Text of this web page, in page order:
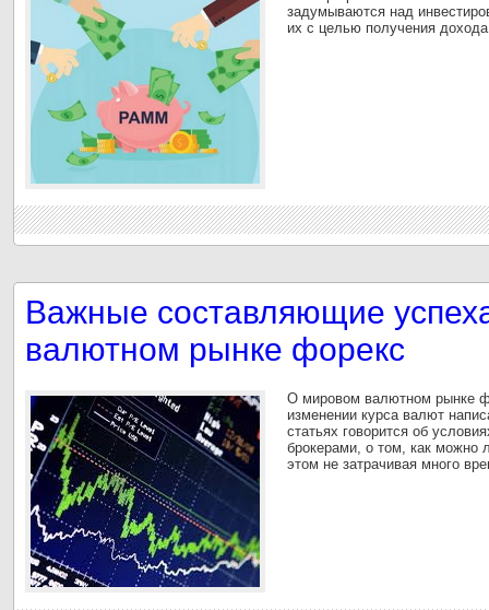
задумываются над
их с целью получения
Важные составляющие
валютном рынке форекс
О мировом валютном рынке
изменении курса валют
статьях говорится об
брокерами, о том, как можно
этом не затрачивая много